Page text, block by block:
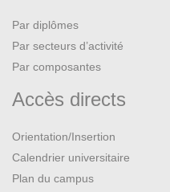
Par diplômes
Par secteurs d’activité
Par composantes
Accès directs
Orientation/Insertion
Calendrier universitaire
Plan du campus